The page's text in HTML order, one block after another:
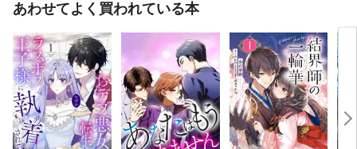
あわせてよく買われている本